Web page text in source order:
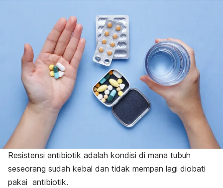
Resistensi antibiotik adalah kondisi di mana tubuh
seseorang sudah kebal dan tidak mempan lagi diobati
pakai antibiotik.